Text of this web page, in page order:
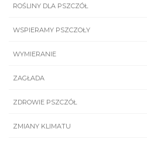
ROŚLINY DLA PSZCZÓŁ
WSPIERAMY PSZCZOŁY
WYMIERANIE
ZAGŁADA
ZDROWIE PSZCZÓŁ
ZMIANY KLIMATU